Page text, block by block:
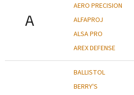
A
AERO PRECISION
ALFAPROJ
ALSA PRO
AREX DEFENSE
BALLISTOL
BERRY'S